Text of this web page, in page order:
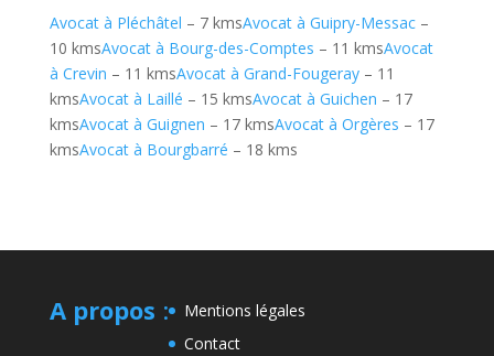
Avocat à Pléchâtel – 7 kmsAvocat à Guipry-Messac–
10 kmsAvocat à Bourg-des-Comptes – 11 kmsAvocat
à Crevin – 11 kmsAvocat à Grand-Fougeray– 11
kmsAvocat à Laillé – 15 kmsAvocat à Guichen – 17
kmsAvocat à Guignen – 17 kmsAvocat à Orgères – 17
kmsAvocat à Bourgbarré – 18 kms
A propos :
Mentions légales
Contact